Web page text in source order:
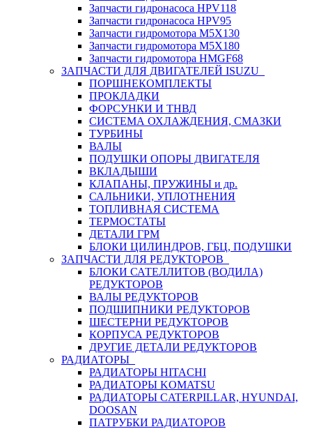
Запчасти гидронасоса HPV118
Запчасти гидронасоса HPV95
Запчасти гидромотора M5X130
Запчасти гидромотора M5X180
Запчасти гидромотора HMGF68
ЗАПЧАСТИ ДЛЯ ДВИГАТЕЛЕЙ ISUZU
ПОРШНЕКОМПЛЕКТЫ
ПРОКЛАДКИ
ФОРСУНКИ И ТНВД
СИСТЕМА ОХЛАЖДЕНИЯ, СМАЗКИ
ТУРБИНЫ
ВАЛЫ
ПОДУШКИ ОПОРЫ ДВИГАТЕЛЯ
ВКЛАДЫШИ
КЛАПАНЫ, ПРУЖИНЫ и др.
САЛЬНИКИ, УПЛОТНЕНИЯ
ТОПЛИВНАЯ СИСТЕМА
ТЕРМОСТАТЫ
ДЕТАЛИ ГРМ
БЛОКИ ЦИЛИНДРОВ, ГБЦ, ПОДУШКИ
ЗАПЧАСТИ ДЛЯ РЕДУКТОРОВ
БЛОКИ САТЕЛЛИТОВ (ВОДИЛА)
РЕДУКТОРОВ
ВАЛЫ РЕДУКТОРОВ
ПОДШИПНИКИ РЕДУКТОРОВ
ШЕСТЕРНИ РЕДУКТОРОВ
КОРПУСА РЕДУКТОРОВ
ДРУГИЕ ДЕТАЛИ РЕДУКТОРОВ
РАДИАТОРЫ
РАДИАТОРЫ HITACHI
РАДИАТОРЫ KOMATSU
РАДИАТОРЫ CATERPILLAR, HYUNDAI,
DOOSAN
ПАТРУБКИ РАДИАТОРОВ